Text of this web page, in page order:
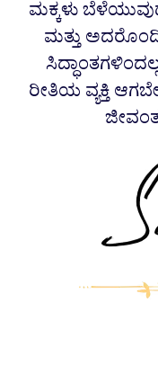
ಮಕ್ಕಳು
ಮತ್ತು
ರೀತಿಯ ವ್ಯಕ್ತಿ